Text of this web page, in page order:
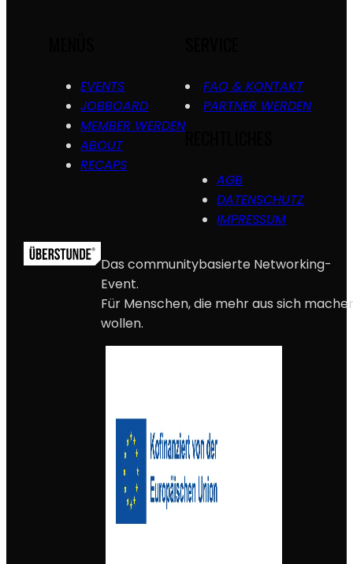
EVENTS
JOBBOARD
MEMBER WERDEN
ABOUT
RECAPS
FAQ & KONTAKT
PARTNER WERDEN
RECHTLICHES
AGB
DATENSCHUTZ
IMPRESSUM
Das communitybasierte Networking-
Event.
Für Menschen, die mehr aus sich
wollen.